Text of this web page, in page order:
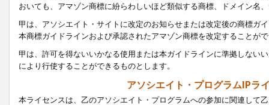
おいても、アマゾン商標に紛らわしいほど類似する商標、ドメイン名
甲は、アソシエイト・サイトに改定のお知らせまたは改定後の商標ガ
本商標ガイドラインおよび承認されたアマゾン商標を改定することが
甲は、許可を得ないいかなる使用または本ガイドラインに準拠しない
により行使することができるものとします。
アソシエイト・プログラムIPラ
本ライセンスは、乙のアソシエイト・プログラムへの参加に関連して